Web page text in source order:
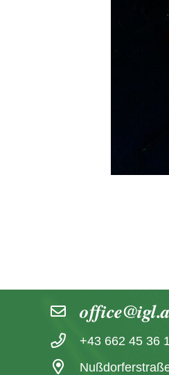
+43 662 45 36